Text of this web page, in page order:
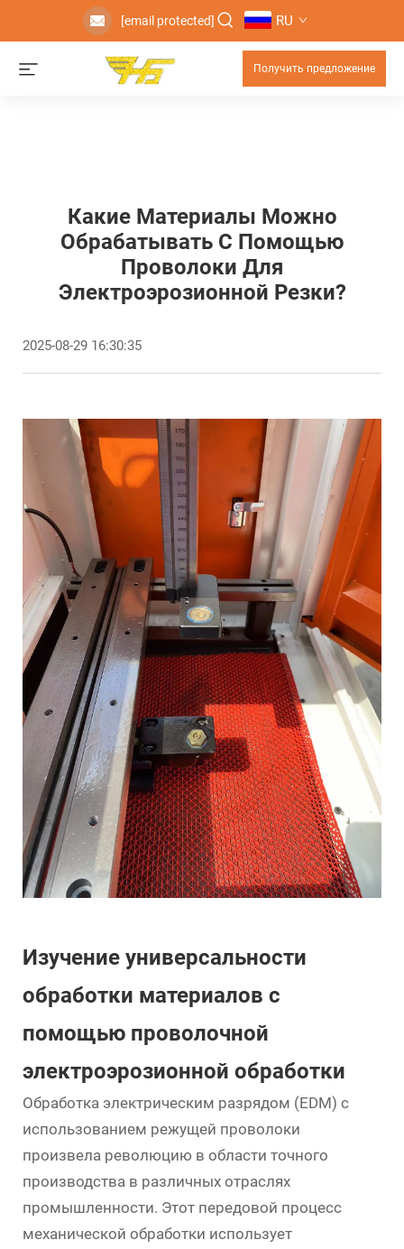
[email protected] RU
Получить предложение
Какие Материалы Можно
Обрабатывать С Помощью
Проволоки Для
Электроэрозионной Резки?
2025-08-29 16:30:35
Изучение универсальности
обработки материалов с
помощью проволочной
электроэрозионной обработки
Обработка электрическим разрядом (EDM) с
использованием режущей проволоки
произвела революцию в области точного
производства в различных отраслях
промышленности. Этот передовой процесс
механической обработки использует